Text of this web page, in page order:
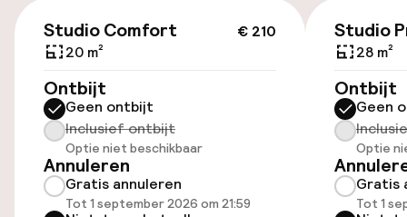
Openbaar parkeren
Fietsen beschikbaar
Toegankelijkheid
€ 210
Studio Comfort
20 m²
Ontbijt
Geen ontbijt
Inclusief ontbijt
Optie niet beschikbaar
Annuleren
Gratis annuleren
Tot 1 september 2026 om 21:59
Studio
28 m²
Ontbijt
Geen
Optie
Gratis
Tot 1